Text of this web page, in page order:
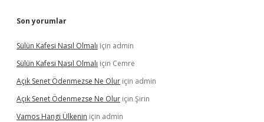
Son yorumlar
Sülün Kafesi Nasıl Olmalı için admin
Sülün Kafesi Nasıl Olmalı için Cemre
Açık Senet Ödenmezse Ne Olur için admin
Açık Senet Ödenmezse Ne Olur için Şirin
Vamos Hangi Ülkenin için admin